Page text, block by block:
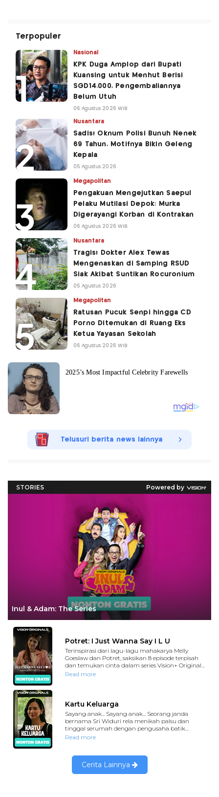
Terpopuler
Nasional
KPK Duga Amplop dari Bupati
Kuansing untuk Menhut Berisi
SGD14.000, Pengembaliannya
Belum Utuh
06 Agustus 2026 WIB
Nusantara
Sadis! Oknum Polisi Bunuh Nenek
69 Tahun, Motifnya Bikin Geleng
Kepala
05 Agustus 2026
Megapolitan
Pengakuan Mengejutkan Saepul
Pelaku Mutilasi Depok: Murka
Digerayangi Korban di Kontrakan
06 Agustus 2026 WIB
Nusantara
Tragis! Dokter Alex Tewas
Mengenaskan di Samping RSUD
Siak Akibat Suntikan Rocuronium
05 Agustus 2026
Megapolitan
Ratusan Pucuk Senpi hingga CD
Porno Ditemukan di Ruang Eks
Ketua Yayasan Sekolah
06 Agustus 2026 WIB
Telusuri berita news lainnya